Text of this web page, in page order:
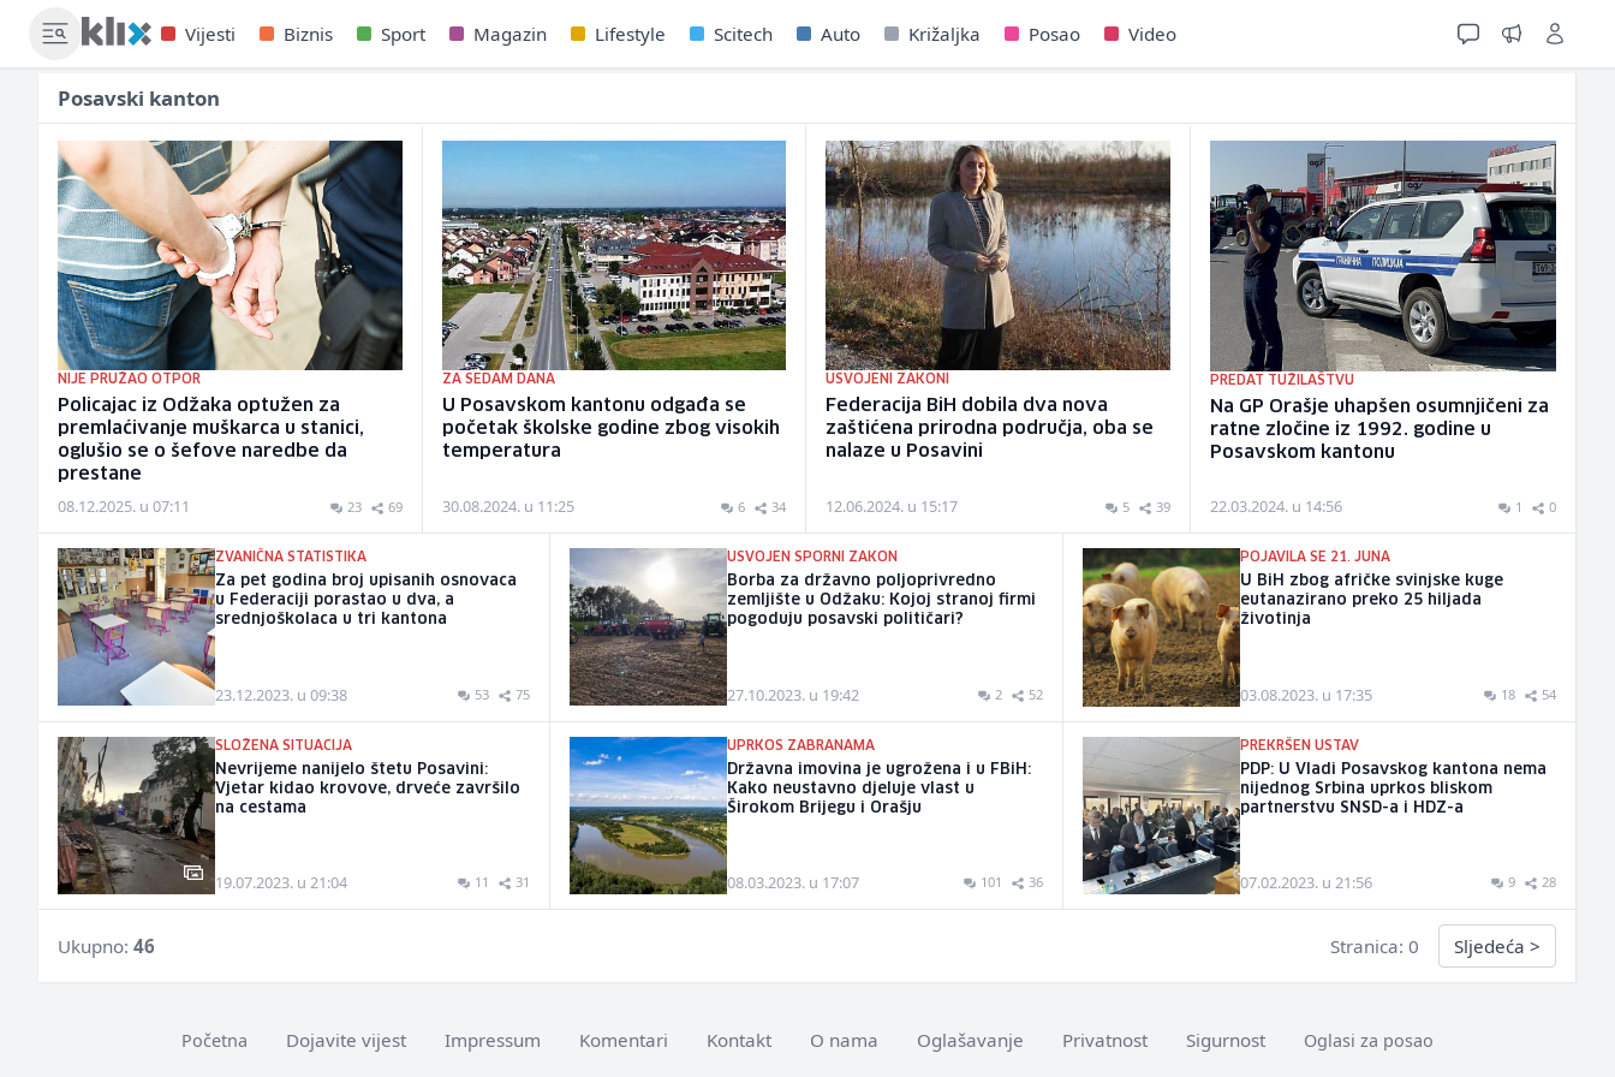
Vijesti Biznis Sport Magazin Lifestyle Scitech Auto Križaljka Posao Video
Posavski kanton
NIJE PRUŽAO OTPOR
Policajac iz Odžaka optužen za
premlaćivanje muškarca u stanici,
oglušio se o šefove naredbe da
prestane
08.12.2025. u 07:11 23 69
ZA SEDAM DANA
U Posavskom kantonu odgađa se
početak školske godine zbog visokih
temperatura
30.08.2024. u 11:25 6 34
USVOJENI ZAKONI
Federacija BiH dobila dva nova
zaštićena prirodna područja, oba se
nalaze u Posavini
12.06.2024. u 15:17 5 39
PREDAT TUŽILAŠTVU
Na GP Orašje uhapšen osumnjičeni za
ratne zločine iz 1992. godine u
Posavskom kantonu
22.03.2024. u 14:56 1 0
ZVANIČNA STATISTIKA
Za pet godina broj upisanih osnovaca
u Federaciji porastao u dva, a
srednjoškolaca u tri kantona
23.12.2023. u 09:38 53 75
USVOJEN SPORNI ZAKON
Borba za državno poljoprivredno
zemljište u Odžaku: Kojoj stranoj firmi
pogoduju posavski političari?
27.10.2023. u 19:42 2 52
POJAVILA SE 21. JUNA
U BiH zbog afričke svinjske kuge
eutanazirano preko 25 hiljada
životinja
03.08.2023. u 17:35 18 54
SLOŽENA SITUACIJA
Nevrijeme nanijelo štetu Posavini:
Vjetar kidao krovove, drveće završilo
na cestama
19.07.2023. u 21:04 11 31
UPRKOS ZABRANAMA
Državna imovina je ugrožena i u FBiH:
Kako neustavno djeluje vlast u
Širokom Brijegu i Orašju
08.03.2023. u 17:07 101 36
PREKRŠEN USTAV
PDP: U Vladi Posavskog kantona nema
nijednog Srbina uprkos bliskom
partnerstvu SNSD-a i HDZ-a
07.02.2023. u 21:56 9 28
Ukupno: 46 Stranica: 0 Sljedeća >
Početna Dojavite vijest Impressum Komentari Kontakt O nama Oglašavanje Privatnost Sigurnost Oglasi za posao